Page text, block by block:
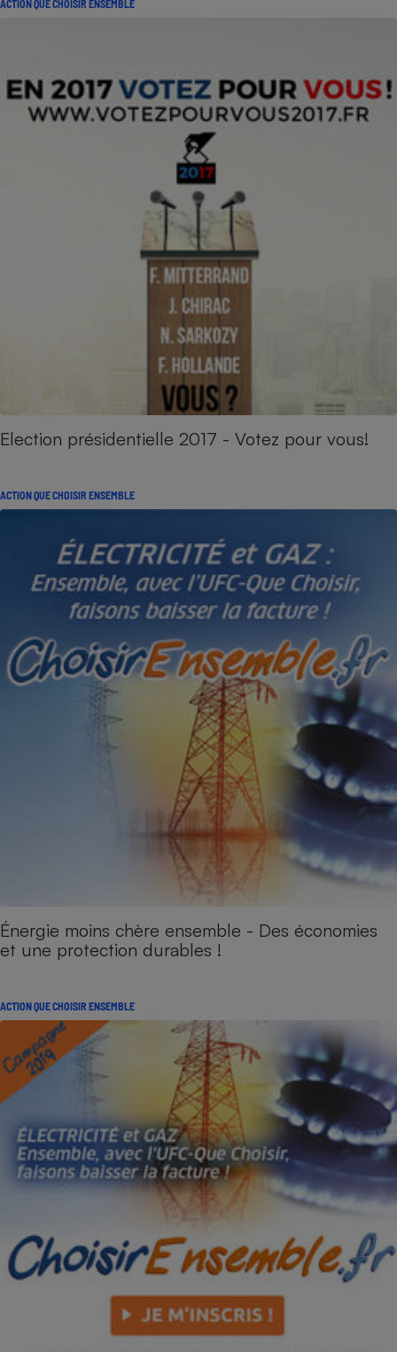
ACTION QUE CHOISIR ENSEMBLE
Election présidentielle 2017 - Votez pour vous!
ACTION QUE CHOISIR ENSEMBLE
Énergie moins chère ensemble - Des économies
et une protection durables !
ACTION QUE CHOISIR ENSEMBLE